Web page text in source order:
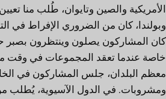
وبولندا، كان من الضروري الإفراط في
كان المشاركون يصلون وينتظرون بصبر
خاصة عندما تعقد المجموعات في وقت
معظم البلدان، جلس المشاركون في
ومشروبات. في الدول الآسيوية، يُطلب